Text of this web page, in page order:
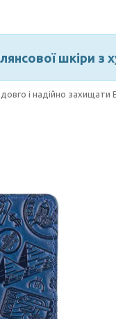
шкіри з
довго і надійно захищати